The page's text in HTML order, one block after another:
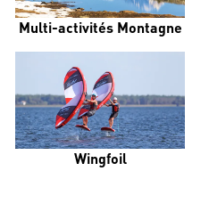
Multi-activités Montagne
Wingfoil